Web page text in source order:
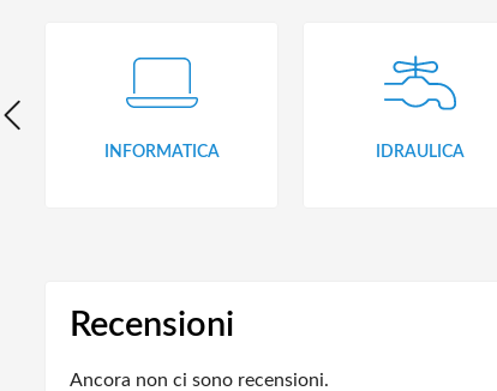
INFORMATICA IDRAULICA
Recensioni
Ancora non ci sono recensioni.